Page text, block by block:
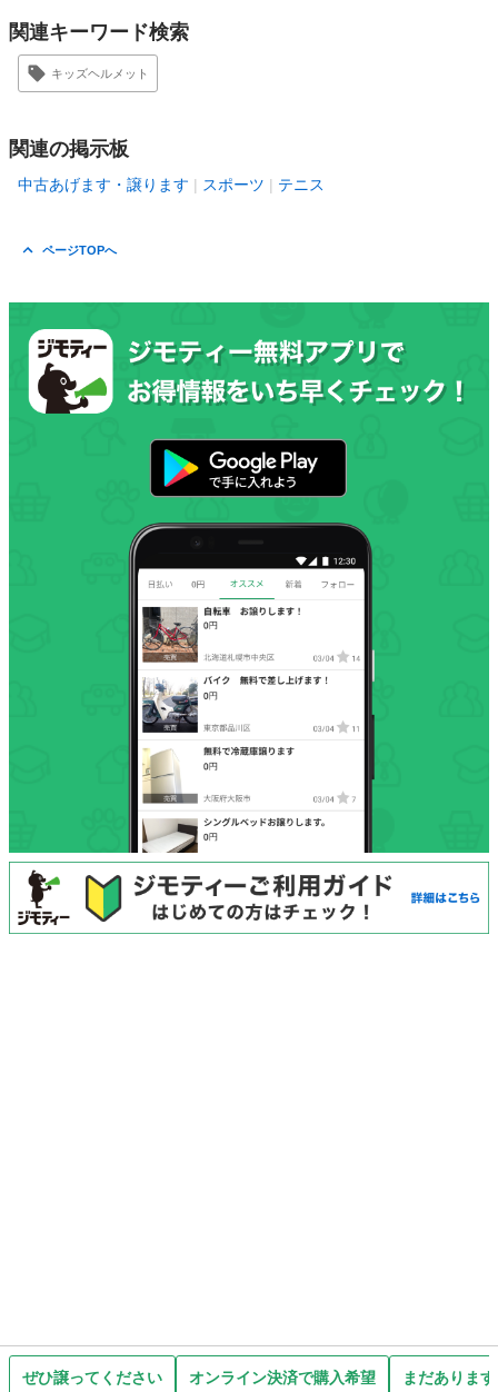
ぜひ譲ってください オンライン決済で購入希望 まだありま
関連キーワード検索
キッズヘルメット
関連の掲示板
中古あげます・譲ります スポーツ テニス
ページTOPへ